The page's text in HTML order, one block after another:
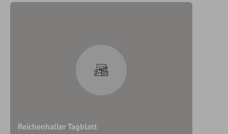
Reichenhaller Tagblatt